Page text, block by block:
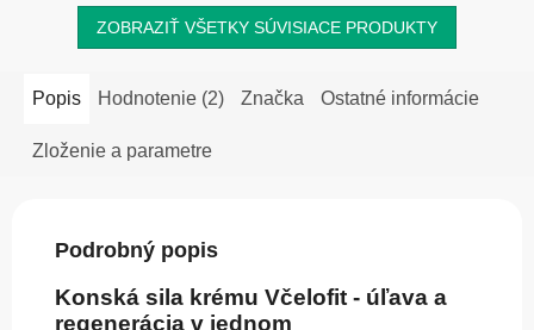
ZOBRAZIŤ VŠETKY SÚVISIACE PRODUKTY
Popis Hodnotenie (2) Značka Ostatné informácie
Zloženie a parametre
Podrobný popis
Konská sila krému Včelofit - úľava a
regenerácia v jednom